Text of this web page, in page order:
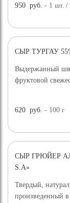
950 руб. - 1шт. /
СЫР ТУРГАУ
Выдержанный
фруктовой
620 руб. - 100г
СЫР ГРЮЙЕР
S.A»
Твердый,
произведенный